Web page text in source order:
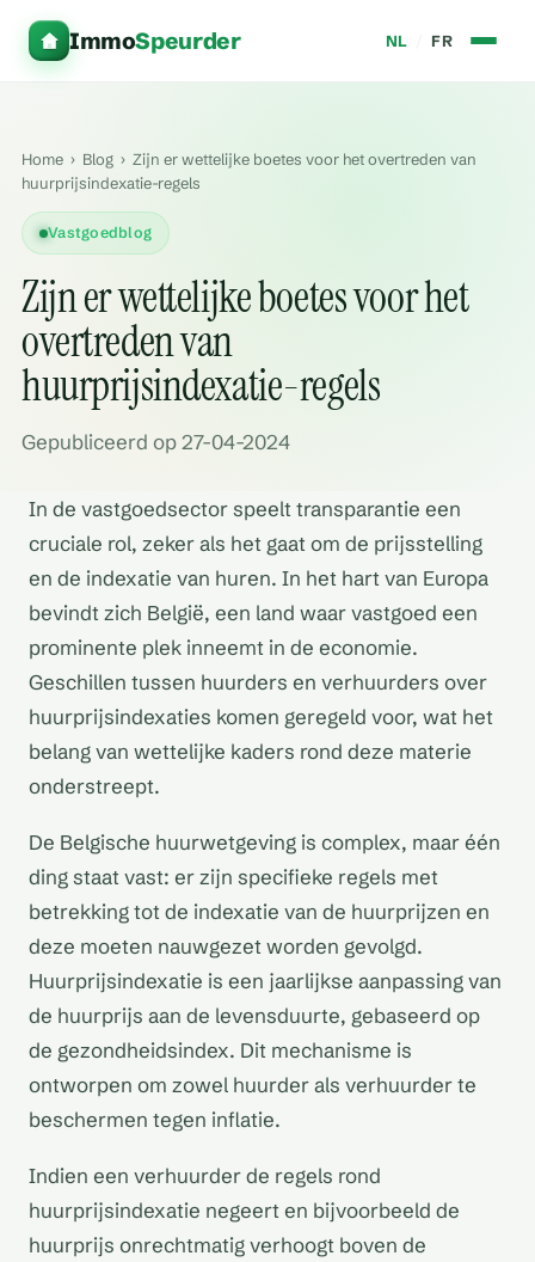
ImmoSpeurder NL FR
Home › Blog › Zijn er wettelijke boetes voor het overtreden van
huurprijsindexatie-regels
Vastgoedblog
Zijn er wettelijke boetes voor het
overtreden van
huurprijsindexatie-regels
Gepubliceerd op 27-04-2024
In de vastgoedsector speelt transparantie een
cruciale rol, zeker als het gaat om de prijsstelling
en de indexatie van huren. In het hart van Europa
bevindt zich België, een land waar vastgoed een
prominente plek inneemt in de economie.
Geschillen tussen huurders en verhuurders over
huurprijsindexaties komen geregeld voor, wat het
belang van wettelijke kaders rond deze materie
onderstreept.
De Belgische huurwetgeving is complex, maar één
ding staat vast: er zijn specifieke regels met
betrekking tot de indexatie van de huurprijzen en
deze moeten nauwgezet worden gevolgd.
Huurprijsindexatie is een jaarlijkse aanpassing van
de huurprijs aan de levensduurte, gebaseerd op
de gezondheidsindex. Dit mechanisme is
ontworpen om zowel huurder als verhuurder te
beschermen tegen inflatie.
Indien een verhuurder de regels rond
huurprijsindexatie negeert en bijvoorbeeld de
huurprijs onrechtmatig verhoogt boven de